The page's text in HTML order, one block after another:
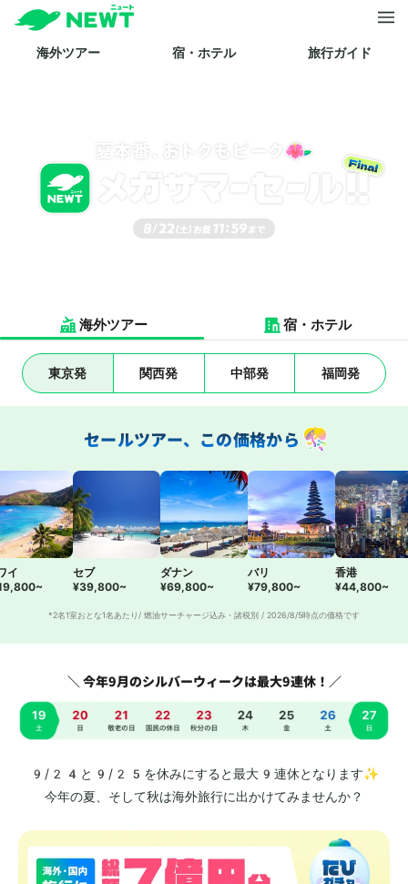
海外ツアー 宿・ホテル 旅行ガイド
NEWTメガ
夏本番、おトクもピーク
海外ツアー 宿・ホテル
東京発 関西発 中部発 福岡発
セールツアー、この価格から
イ
セブ
¥39,800~
ダナン
¥69,800~
バリ
¥79,800~
香港
¥44,800~
*2名1室おとな1名あたり/ 燃油サーチャージ込み・諸税別 / 2026/8/5時点の価格です
＼ 今年9月のシルバーウィークは最大9連休！／
9/24と9/25を休みにすると最大9連休となります✨
今年の夏、そして秋は海外旅行に出かけてみませんか？